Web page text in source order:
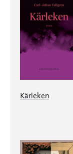
Kärleken